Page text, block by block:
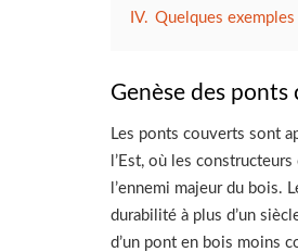
IV. Quelques
Genèse des ponts
Les ponts couverts sont
l’Est, où les
l’ennemi majeur du
durabilité à plus d’un
d’un pont en bois moins